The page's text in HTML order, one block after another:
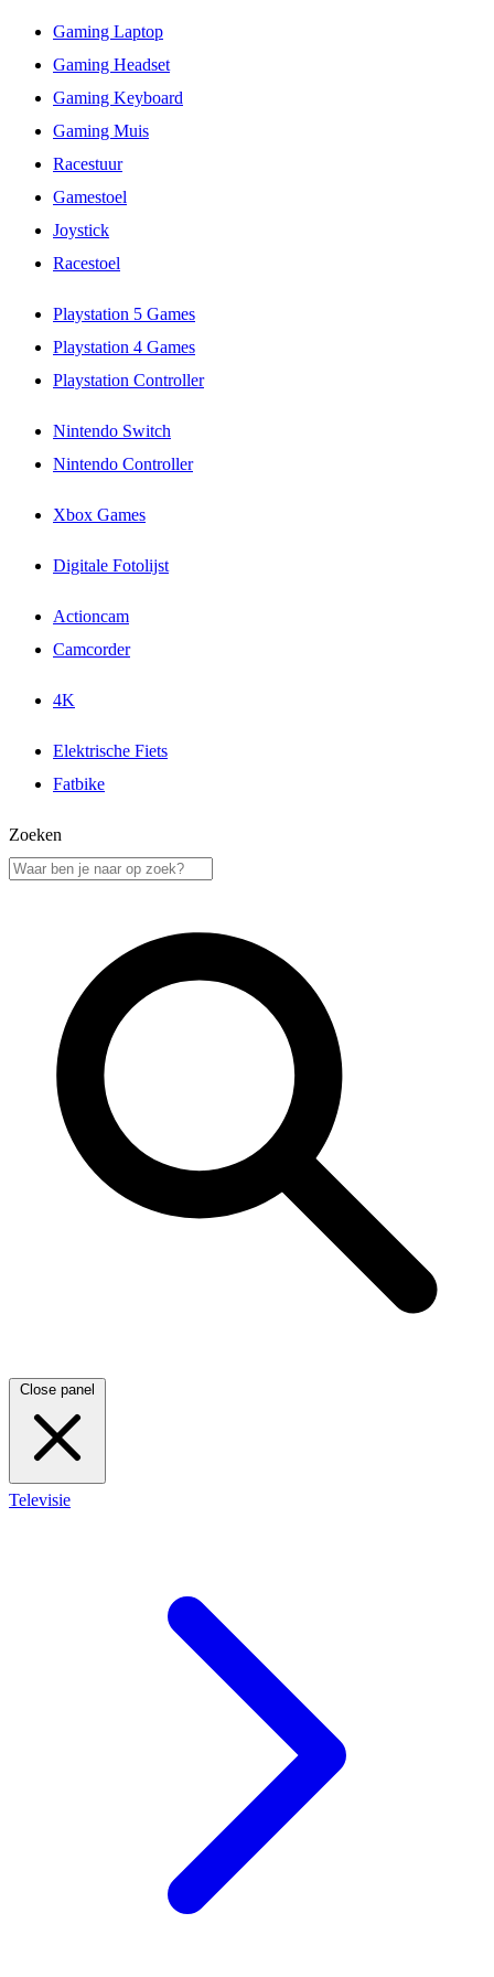
Gaming Laptop
Gaming Headset
Gaming Keyboard
Gaming Muis
Racestuur
Gamestoel
Joystick
Racestoel
Playstation 5 Games
Playstation 4 Games
Playstation Controller
Nintendo Switch
Nintendo Controller
Xbox Games
Digitale Fotolijst
Actioncam
Camcorder
4K
Elektrische Fiets
Fatbike
Zoeken
Close panel
Televisie